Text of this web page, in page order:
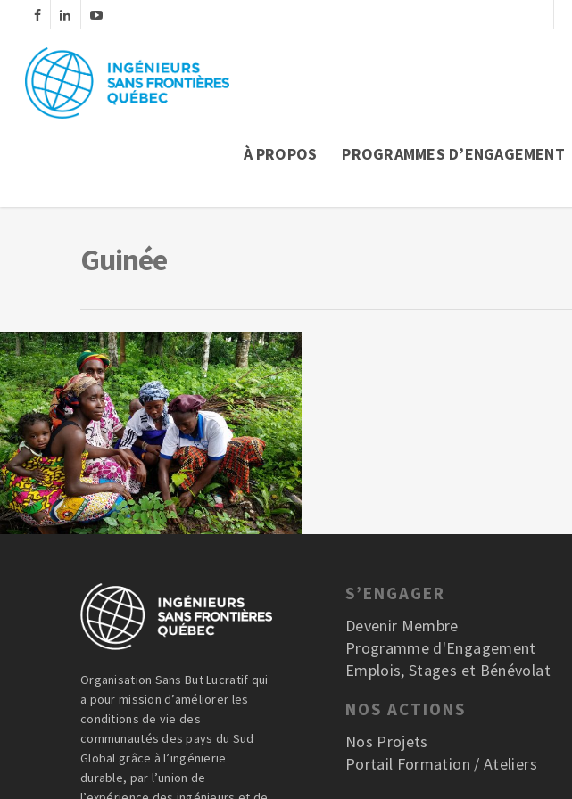
À PROPOS PROGRAMMES D’ENGAGEMENT
Guinée
Organisation Sans But Lucratif qui
a pour mission d’améliorer les
conditions de vie des
communautés des pays du Sud
Global grâce à l’ingénierie
durable, par l’union de
S’ENGAGER
Devenir Membre
Programme d'Engagement
Emplois, Stages et Bénévolat
NOS ACTIONS
Nos Projets
Portail Formation / Ateliers